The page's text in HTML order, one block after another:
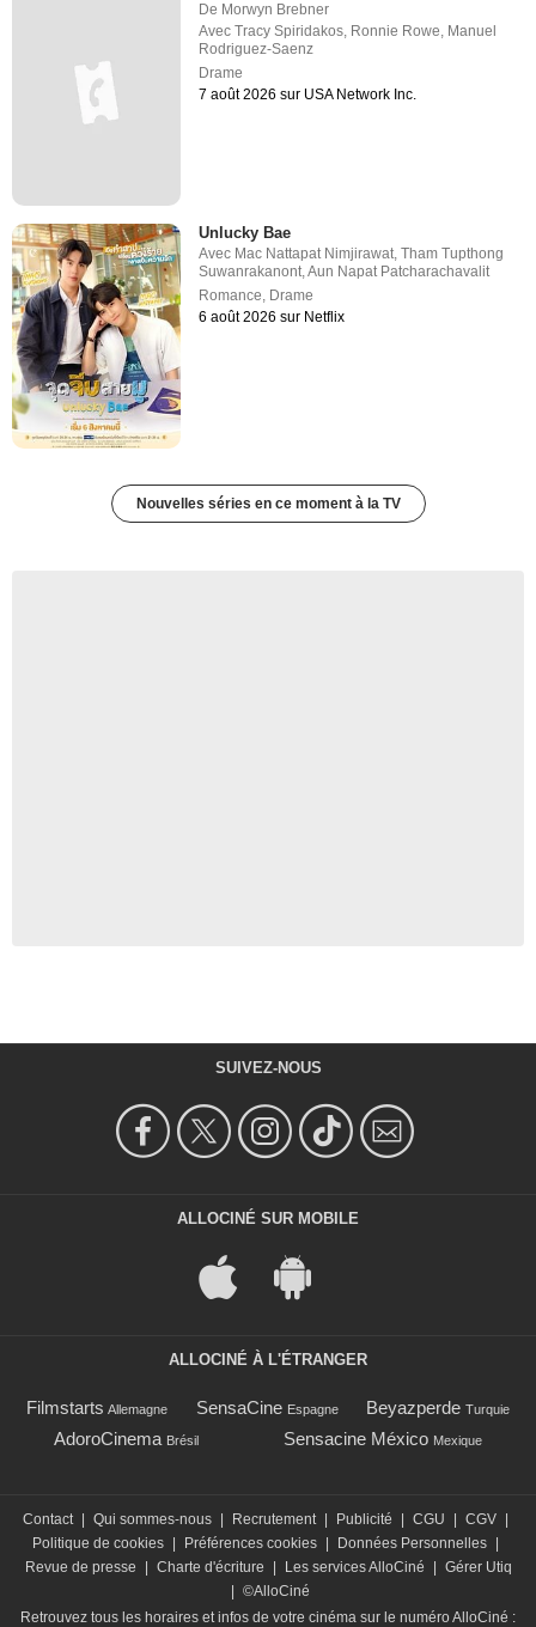
De Morwyn Brebner
AvecTracy Spiridakos, Ronnie Rowe, Manuel
Rodriguez-Saenz
Drame
7 août 2026 sur USA Network Inc.
Unlucky Bae
Avec Mac Nattapat Nimjirawat ,Tham Tupthong
Suwanrakanont ,Aun Napat Patcharachavalit
Romance Drame
6 août 2026 sur Netflix
Nouvelles séries en ce moment à la TV
SUIVEZ-NOUS
ALLOCINÉ SUR MOBILE
ALLOCINÉ À L'ÉTRANGER
Filmstarts Allemagne SensaCine Espagne Beyazperde Turquie
AdoroCinema Brésil Sensacine México Mexique
Contact | Qui sommes-nous | Recrutement | Publicité | CGU | CGV |
Politique de cookies | Préférences cookies | Données Personnelles |
Revue de presse
| Charte d'écriture | Les services AlloCiné | Gérer Utiq
| ©AlloCiné
Retrouvez tous les horaires et infos de votre cinéma sur le numéro AlloCiné :